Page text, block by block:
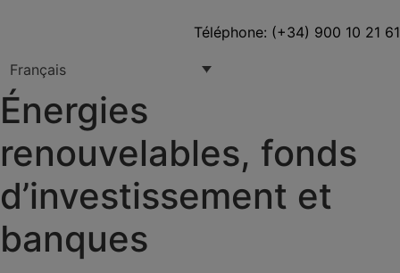
Téléphone: (+34) 900 10 21 61
Français
Énergies
renouvelables, fonds
d’investissement et
banques